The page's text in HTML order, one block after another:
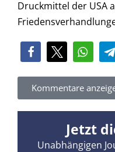
Druckmittel der USA
Kommentare
Jetzt
Unabhängigen